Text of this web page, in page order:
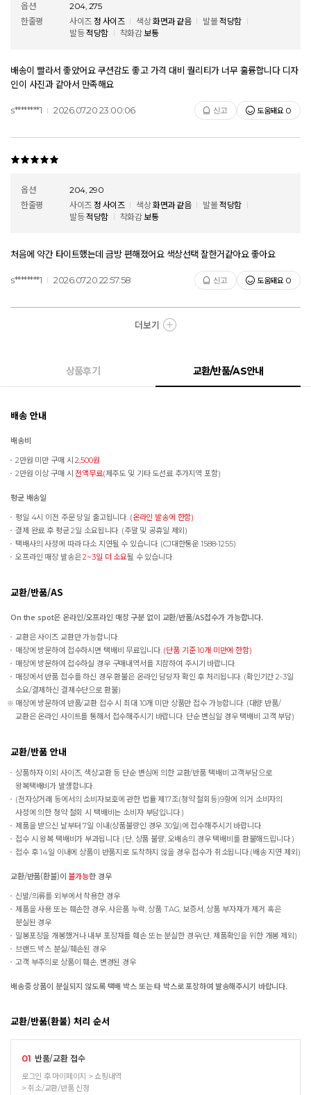
옵션
204, 275
한줄평
사이즈 정 사이즈 색상 화면과 같음 발볼 적당함
발등 적당함 착화감 보통
배송이 빨라서 좋았어요 쿠션감도 좋고 가격 대비 퀄리티가 너무 훌륭합니다 디자
인이 사진과 같아서 만족해요
s********1 2026.07.20 23:00:06 신고 도움돼요 0
옵션
204, 290
한줄평
사이즈 정 사이즈 색상 화면과 같음 발볼 적당함
발등 적당함 착화감 보통
처음에 약간 타이트했는데 금방 편해졌어요 색상선택 잘한거같아요 좋아요
s********1 2026.07.20 22:57:58 신고 도움돼요 0
더보기
상품후기 교환/반품/AS안내
배송 안내
배송비
2만원 미만 구매 시2,500원
2만원 이상 구매 시전액무료(제주도 및 기타 도선료 추가지역 포함)
평균 배송일
평일 4시 이전 주문 당일 출고됩니다. (온라인 발송에 한함)
결제 완료 후 평균 2일 소요됩니다. (주말 및 공휴일 제외)
택배사의 사정에 따라 다소 지연될 수 있습니다. (CJ대한통운 1588-1255)
오프라인 매장 발송은2~3일 더 소요될 수 있습니다.
교환/반품/AS
On the spot은 온라인/오프라인 매장 구분 없이 교환/반품/AS접수가 가능합니다.
교환은 사이즈 교환만 가능합니다.
매장에 방문하여 접수하시면 택배비 무료입니다. (단품 기준 10개 미만에 한함)
매장에 방문하여 접수하실 경우 구매내역서를 지참하여 주시기 바랍니다.
매장에서 반품 접수를 하신 경우 환불은 온라인 담당자 확인 후 처리됩니다. (확인기간 2-3일
소요/결제하신 결제수단으로 환불)
매장에 방문하여 반품/교환 접수 시 최대 10개 미만 상품만 접수 가능합니다. (대량 반품/
교환은 온라인 사이트를 통해서 접수해주시기 바랍니다. 단순 변심일 경우 택배비 고객 부담)
교환/반품 안내
상품하자 이외 사이즈, 색상교환 등 단순 변심에 의한 교환/반품 택배비 고객부담으로
왕복택배비가 발생합니다.
(전자상거래 등에서의 소비자보호에 관한 법률 제17조(청약 철회등)9항에 의거 소비자의
사정에 의한 청약 철회 시 택배비는 소비자 부담입니다.)
제품을 받으신 날부터 7일 이내(상품불량인 경우 30일)에 접수해주시기 바랍니다.
접수 시 왕복 택배비가 부과됩니다. (단, 상품 불량, 오배송의 경우 택배비를 환불해드립니다.)
접수 후 14일 이내에 상품이 반품지로 도착하지 않을 경우 접수가 취소됩니다.(배송 지연 제외)
교환/반품(환불)이 불가능한 경우
신발/의류를 외부에서 착용한 경우
제품을 사용 또는 훼손한 경우, 사은품 누락, 상품 TAG, 보증서, 상품 부자재가 제거 혹은
분실된 경우
밀봉포장을 개봉했거나 내부 포장재를 훼손 또는 분실한 경우(단, 제품확인을 위한 개봉 제외)
브랜드 박스 분실/훼손된 경우
고객 부주의로 상품이 훼손, 변경된 경우
배송중 상품이 분실되지 않도록 택배 박스 또는 타 박스로 포장하여 발송해주시기 바랍니다.
교환/반품(환불) 처리 순서
01 반품/교환 접수
로그인 후 마이페이지 > 쇼핑내역
> 취소/교환/반품 신청